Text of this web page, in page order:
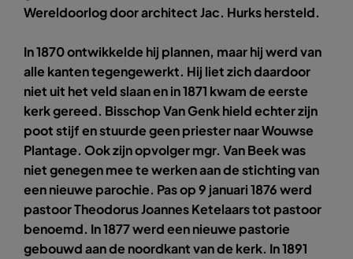
Wereldoorlog door architect Jac. Hurks hersteld.
In 1870 ontwikkelde hij plannen, maar hij werd van
alle kanten tegengewerkt. Hij liet zich daardoor
niet uit het veld slaan en in 1871 kwam de eerste
kerk gereed. Bisschop Van Genk hield echter zijn
poot stijf en stuurde geen priester naar Wouwse
Plantage. Ook zijn opvolger mgr. Van Beek was
niet genegen mee te werken aan de stichting van
een nieuwe parochie. Pas op 9 januari 1876 werd
pastoor Theodorus Joannes Ketelaars tot pastoor
benoemd. In 1877 werd een nieuwe pastorie
gebouwd aan de noordkant van de kerk. In 1891